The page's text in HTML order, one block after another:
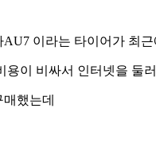
이라는 타이어가 최근
이 비싸서 인터넷을 둘러
했는데